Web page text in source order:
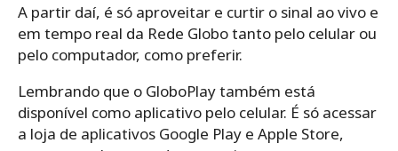
A partir daí, é só aproveitar e curtir o sinal ao vivo e
em tempo real da Rede Globo tanto pelo celular ou
pelo computador, como preferir.
Lembrando que o GloboPlay também está
disponível como aplicativo pelo celular. É só acessar
a loja de aplicativos Google Play e Apple Store,